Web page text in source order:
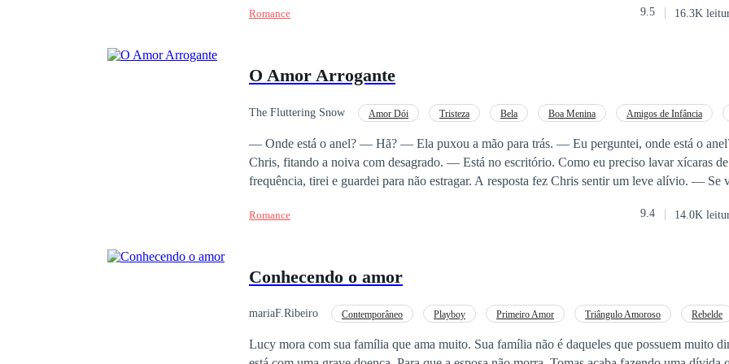
sabendo que também não teria a mãe para sempre, Alina não estava pronta para perdê-la
Romance 9.5 16.3K
O Amor Arrogante
The Fluttering Snow Amor Dói Tristeza Bela Boa Menina Amigos de Infância
— Onde está o anel? — Hã? — Ela puxou a mão para trás. — Eu perguntei, onde está o anel? — Repetiu
Chris, fitando a noiva com desagrado. — Está no escritório. Como eu preciso lavar xícaras de café com
frequência, tirei e guardei para não estragar. A resposta fez Chris sentir um leve alívio. — Se você tirar esse
noivado. Só tirei o anel para mantê-lo seguro. — Então coloque-o. Agora. O olhar de Chris era firme, e suas
Romance 9.4 14.0K
Conhecendo o amor
mariaF.Ribeiro Contemporâneo Playboy Primeiro Amor Triângulo Amoroso Rebelde
Lucy mora com sua família que ama muito. Sua família não é daqueles que possuem muito